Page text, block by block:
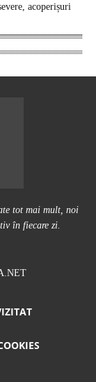
acoperișuri
tot mai mult, noi
în fiecare zi.